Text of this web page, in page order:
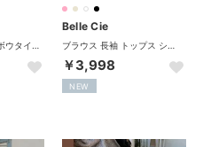
Belle Cie
￥3,998
NEW